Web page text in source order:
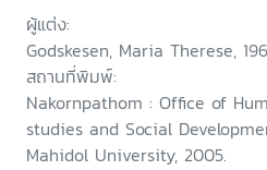
ผู้แต่ง:
Godskesen, Maria Therese,
สถานที่พิมพ์:
Nakornpathom : Office of
studies and Social
Mahidol University, 2005.